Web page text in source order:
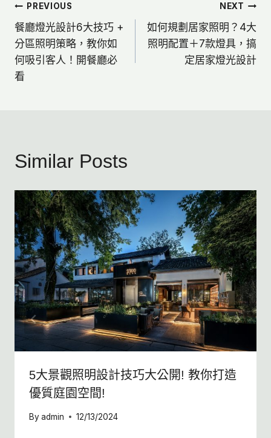
文
章
導
PREVIOUS
餐廳燈光設計6大技巧 +
分區照明策略，教你如
何吸引客人！開餐廳必
看
NEXT
如何規劃居家照明？4大
照明配置＋7款燈具，搞
定居家燈光設計
Similar Posts
5大景觀照明設計技巧大公開! 教你打造
優質庭園空間!
Byadmin 12/13/2024